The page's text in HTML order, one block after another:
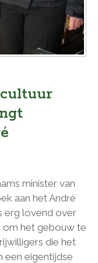
minister van
aan het André
erg lovend over
om het gebouw te
die het
een eigentijdse